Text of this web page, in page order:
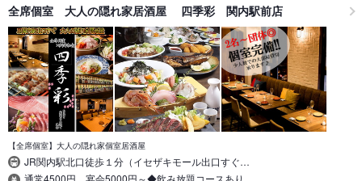
全席個室 大人の隠れ家居酒屋 四季彩 関内駅前店
【全席個室】大人の隠れ家個室居酒屋
JR関内駅北口徒歩１分（イセザキモール出口すぐ…